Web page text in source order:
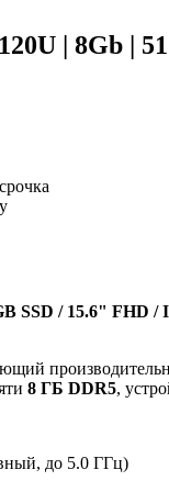
| 8Gb |
SSD / 15.6" FHD /
8 ГБ DDR5,
до 5.0 ГГц)